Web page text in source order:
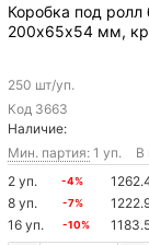
Коробка под
200х65х54 мм,
Код 3663
250 шт/уп.
Наличие:
Мин. партия: 1 уп.
В
2 уп.
-4%
8 уп.
-7%
16 уп.
-10%